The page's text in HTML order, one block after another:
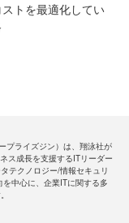
トを最適化してい
プライズジン）は、翔泳社が
ス成長を支援するITリーダー
テクノロジー/情報セキュリ
中心に、企業ITに関する多